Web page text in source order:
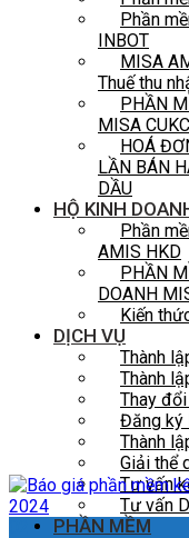
Phần
INBOT
MISA
Thuế thu
PHẦN
MISA
HOÁ
LẦN BÁN
DẦU
HỘ KINH
Phần
AMIS HKD
PHẦN
DOANH
Kiến
DỊCH VỤ
Thành
Thành
Thay
Đăng ký
Thành
Giải thể
Tư vấn
Tư vấn
PHẦN MỀM